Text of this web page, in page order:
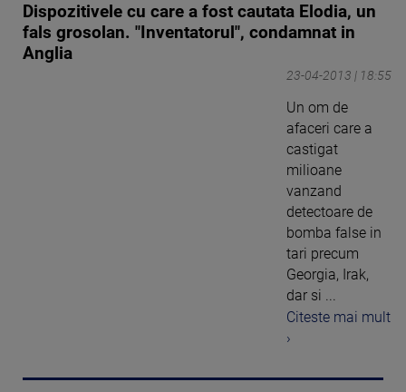
Dispozitivele cu care a fost cautata Elodia, un
fals grosolan. "Inventatorul", condamnat in
Anglia
23-04-2013 | 18:55
Un om de
afaceri care a
castigat
milioane
vanzand
detectoare de
bomba false in
tari precum
Georgia, Irak,
dar si ...
Citeste mai mult
›